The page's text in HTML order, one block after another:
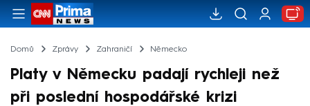
Domů Zprávy Zahraničí Německo
Platy v Německu padají rychleji než
při poslední hospodářské krizi